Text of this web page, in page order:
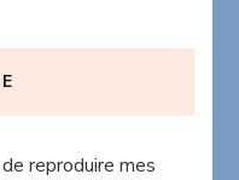
reproduire mes